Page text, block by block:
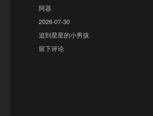
作
者
阿器
发
布
于
2026-07-30
分
类
追到星星的小男孩
于
留下评论